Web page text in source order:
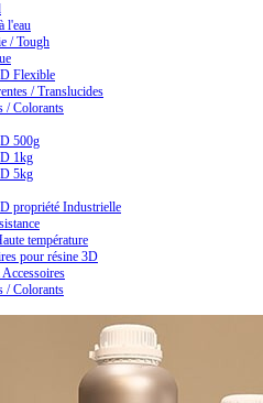
l'eau
/ Tough
Flexible
/ Translucides
/ Colorants
500g
1kg
5kg
propriété Industrielle
température
pour résine 3D
/ Colorants